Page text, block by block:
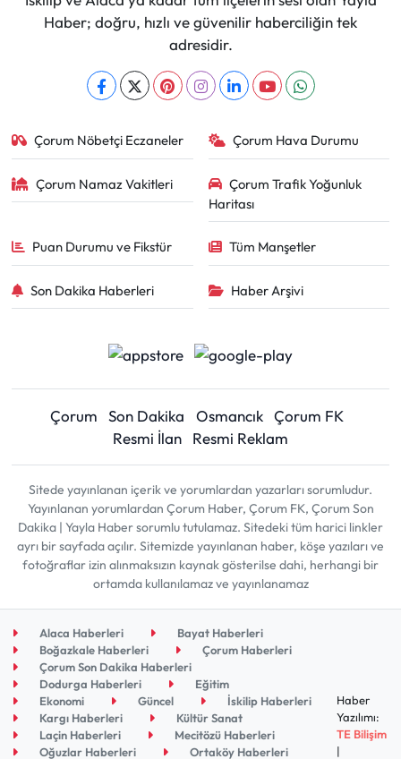
Haber; doğru, hızlı ve güvenilir haberciliğin tek
adresidir.
Çorum Nöbetçi Eczaneler Çorum Hava Durumu
Çorum Namaz Vakitleri
Çorum Trafik Yoğunluk
Haritası
Puan Durumu ve Fikstür Tüm Manşetler
Son Dakika Haberleri Haber Arşivi
Çorum Son Dakika Osmancık Çorum FK
Resmi İlan
Resmi Reklam
Sitede yayınlanan içerik ve yorumlardan yazarları sorumludur.
Yayınlanan yorumlardan Çorum Haber, Çorum FK, Çorum Son
Dakika | Yayla Haber sorumlu tutulamaz. Sitedeki tüm harici linkler
ayrı bir sayfada açılır. Sitemizde yayınlanan haber, köşe yazıları ve
fotoğraflar izin alınmaksızın kaynak gösterilse dahi, herhangi bir
ortamda kullanılamaz ve yayınlanamaz
Alaca Haberleri
Bayat Haberleri
Boğazkale Haberleri
Çorum Haberleri
Çorum Son Dakika Haberleri
Dodurga Haberleri
Eğitim
Ekonomi
Güncel
İskilip Haberleri
Kargı Haberleri
Kültür Sanat
Laçin Haberleri
Mecitözü Haberleri
Oğuzlar Haberleri
Ortaköy Haberleri
Haber
Yazılımı:
TE Bilişim
|